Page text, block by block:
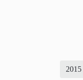
2015